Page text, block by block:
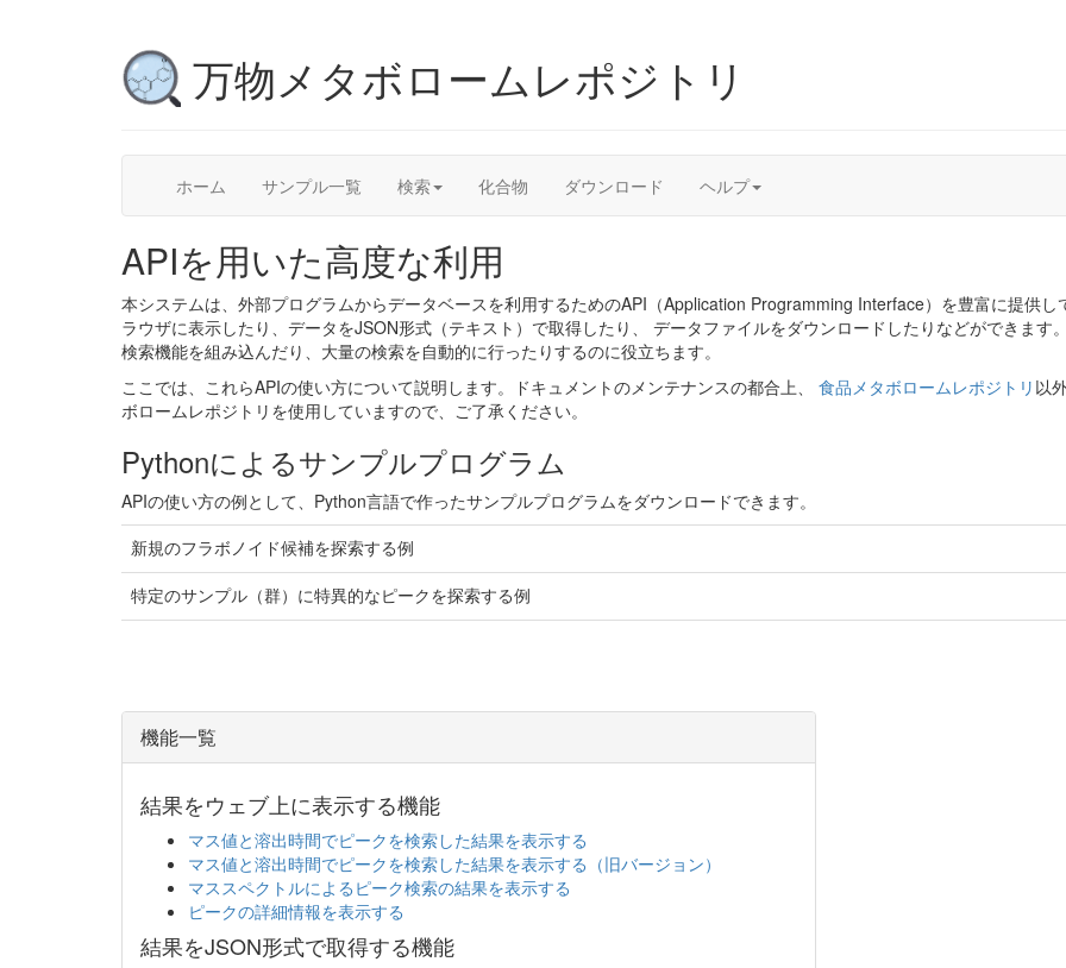
万物メタボロームレポジトリ
ホーム サンプル一覧 検索 化合物 ダウンロード ヘルプ
APIを用いた高度な利用
本システムは、外部プログラムからデータベースを利用するためのAPI（Application Programming Interface）を豊富に提供
ラウザに表示したり、データをJSON形式（テキスト）で取得したり、 データファイルをダウンロードしたりなどができま
検索機能を組み込んだり、大量の検索を自動的に行ったりするのに役立ちます。
ここでは、これらAPIの使い方について説明します。ドキュメントのメンテナンスの都合上、 食品メタボロームレポジトリ 以
ボロームレポジトリを使用していますので、ご了承ください。
Pythonによるサンプルプログラム
APIの使い方の例として、Python言語で作ったサンプルプログラムをダウンロードできます。
新規のフラボノイド候補を探索する例
特定のサンプル（群）に特異的なピークを探索する例
機能一覧
結果をウェブ上に表示する機能
マス値と溶出時間でピークを検索した結果を表示する
マス値と溶出時間でピークを検索した結果を表示する（旧バージョン）
マススペクトルによるピーク検索の結果を表示する
ピークの詳細情報を表示する
結果をJSON形式で取得する機能